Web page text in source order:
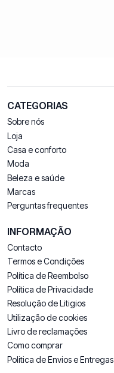
CATEGORIAS
Sobre nós
Loja
Casa e conforto
Moda
Beleza e saúde
Marcas
Perguntas frequentes
INFORMAÇÃO
Contacto
Termos e Condições
Política de Reembolso
Política de Privacidade
Resolução de Litigios
Utilização de cookies
Livro de reclamações
Como comprar
Politica de Envios e Entregas